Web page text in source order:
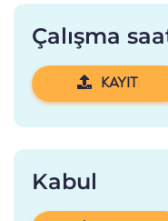
Çalışma
KAYIT
Kabul